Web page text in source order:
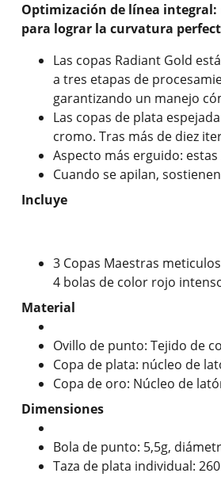
Optimización de línea
para lograr la curvatura
Las copas Radiant Gold
a tres etapas de
garantizando un manejo
Las copas de plata
cromo. Tras más de diez
Aspecto más erguido:
Cuando se apilan,
Incluye
3 Copas Maestras
4 bolas de color rojo
Material
Ovillo de punto: Tejido de
Copa de plata: núcleo de
Copa de oro: Núcleo de
Dimensiones
Bola de punto: 5,5g,
Taza de plata individual: